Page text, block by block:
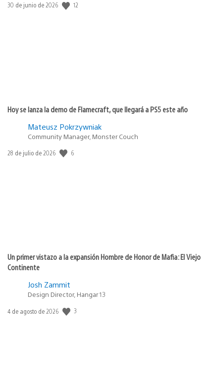
Fecha
30 de junio de 2026 12
Hoy se lanza la demo de Flamecraft, que llegará a PS5 este año
Mateusz Pokrzywniak
Community Manager, Monster Couch
Fecha
28 de julio de 2026 6
Un primer vistazo a la expansión Hombre de Honor de Mafia: El Viejo
Continente
Josh Zammit
Design Director, Hangar 13
Fecha
4 de agosto de 2026 3